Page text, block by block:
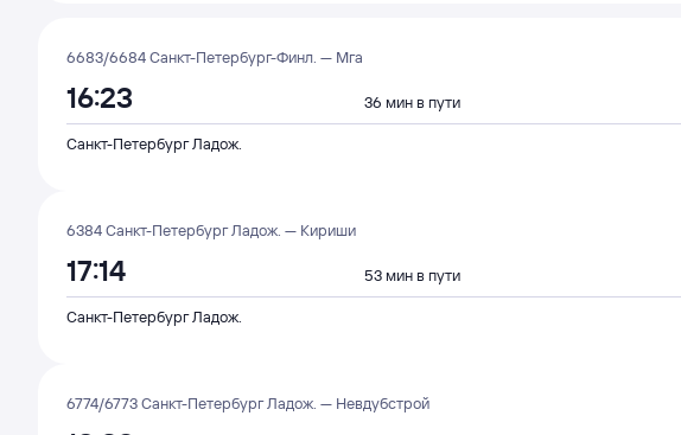
6683/6684 Санкт-Петербург-Финл. — Мга
16:23 36 мин в пути
Санкт-Петербург Ладож.
6384 Санкт-Петербург Ладож. — Кириши
17:14 53 мин в пути
Санкт-Петербург Ладож.
6774/6773 Санкт-Петербург Ладож. — Невдубстрой